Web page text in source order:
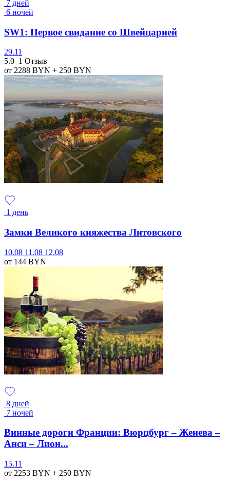
7 дней
6 ночей
SW1: Первое свидание со Швейцарией
29.11
5.0 1 Отзыв
от 2288 BYN + 250 BYN
1 день
Замки Великого княжества Литовского
10.08 11.08 12.08
от 144 BYN
8 дней
7 ночей
Винные дороги Франции: Вюрцбург – Женева –
Анси – Лион...
15.11
от 2253 BYN + 250 BYN